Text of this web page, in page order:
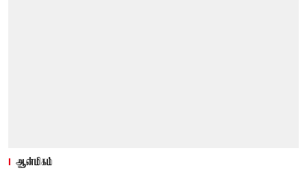
ஆன்மிகம்